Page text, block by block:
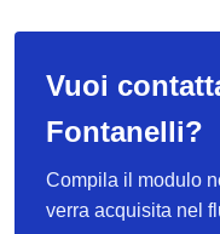
Vuoi
Fontanelli?
Compila il modulo
verra acquisita nel